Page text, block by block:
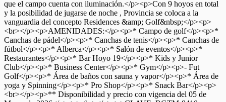
que el campo cuenta con iluminación.</p><p>Con 9 hoyos en total
y la posibilidad de jugarse de noche , Provincia se coloca a la
vanguardia del concepto Residences &amp; Golf&nbsp;</p><p>
<br></p><p>AMENIDADES:</p><p>* Campo de golf</p><p>*
Canchas de pádel</p><p>* Canchas de tenis</p><p>* Canchas de
fútbol</p><p>* Alberca</p><p>* Salón de eventos</p><p>*
Restaurantes</p><p>* Bar Hoyo 19</p><p>* Kids y Junior
Club</p><p>* Business Center</p><p>* Gym</p><p>- Fut
Golf</p><p>* Área de baños con sauna y vapor</p><p>* Área de
yoga y Spinning</p><p>* Pro Shop</p><p>* Snack Bar</p><p>
<br></p><p>** Disponibilidad y precio con vigencia del 05 de